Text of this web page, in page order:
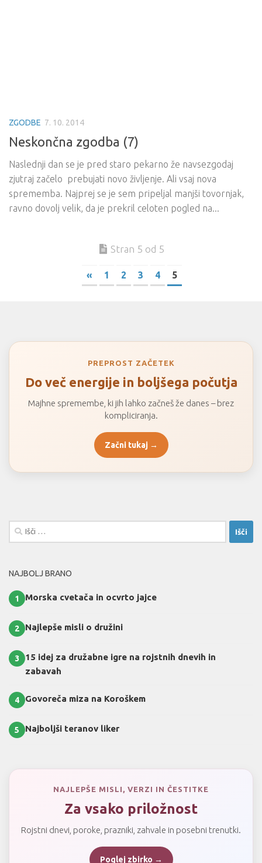
ZGODBE 7. 10. 2014
Neskončna zgodba (7)
Naslednji dan se je pred staro pekarno že navsezgodaj
zjutraj začelo prebujati novo življenje. Ali vsaj nova
sprememba. Najprej se je sem pripeljal manjši tovornjak,
ravno dovolj velik, da je prekril celoten pogled na...
Stran 5 od 5
« 1 2 3 4 5
PREPROST ZAČETEK
Do več energije in boljšega počutja
Majhne spremembe, ki jih lahko začneš že danes – brez
kompliciranja.
Začni tukaj →
Išči:
NAJBOLJ BRANO
1 Morska cvetača in ocvrto jajce
2 Najlepše misli o družini
3
15 idej za družabne igre na rojstnih dnevih in
zabavah
4 Govoreča miza na Koroškem
5 Najboljši teranov liker
NAJLEPŠE MISLI, VERZI IN ČESTITKE
Za vsako priložnost
Rojstni dnevi, poroke, prazniki, zahvale in posebni trenutki.
Poglej zbirko →